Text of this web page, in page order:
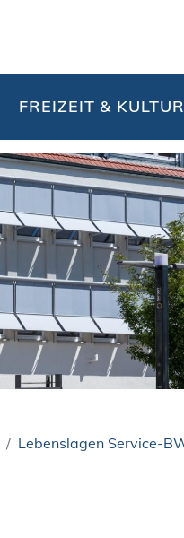
FREIZEIT & KULTUR
Lebenslagen Service-